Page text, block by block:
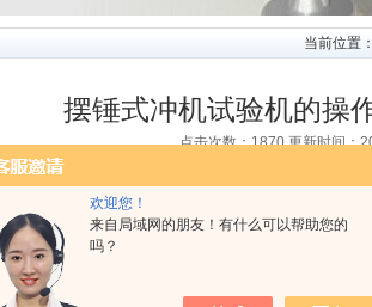
欢迎您！
来自局域网的朋友！有什么可以帮助您的
吗？
当前位置：
摆锤式冲机试验机的操
点击次数：1870 更新时间：
是一种通过下落摆锤来对试样进行冲击，从而得到试验
行测定。摆锤式冲机试验机一般采用电子式的试验方法
对比等操作。
主机为单支承柱式结构，悬臂式挂摆方式的冲击试验